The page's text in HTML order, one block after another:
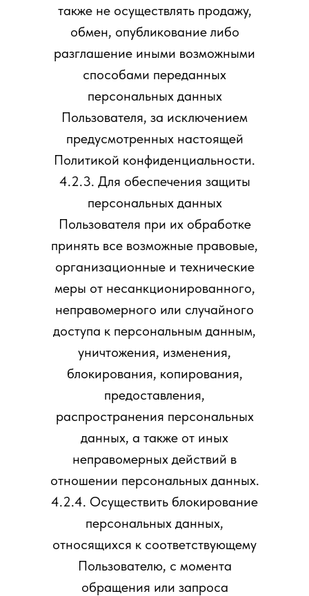
также не осуществлять продажу,
обмен, опубликование либо
разглашение иными возможными
способами переданных
персональных данных
Пользователя, за исключением
предусмотренных настоящей
Политикой конфиденциальности.
4.2.3. Для обеспечения защиты
персональных данных
Пользователя при их обработке
принять все возможные правовые,
организационные и технические
меры от несанкционированного,
неправомерного или случайного
доступа к персональным данным,
уничтожения, изменения,
блокирования, копирования,
предоставления,
распространения персональных
данных, а также от иных
неправомерных действий в
отношении персональных данных.
4.2.4. Осуществить блокирование
персональных данных,
относящихся к соответствующему
Пользователю, с момента
обращения или запроса